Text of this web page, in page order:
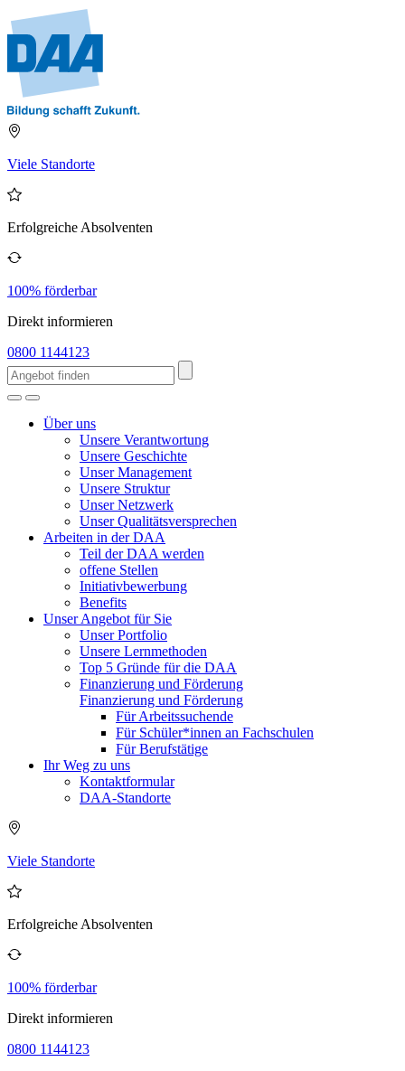
Viele Standorte
Erfolgreiche Absolventen
100% förderbar
Direkt informieren
0800 1144123
Über uns
Unsere Verantwortung
Unsere Geschichte
Unser Management
Unsere Struktur
Unser Netzwerk
Unser Qualitätsversprechen
Arbeiten in der DAA
Teil der DAA werden
offene Stellen
Initiativbewerbung
Benefits
Unser Angebot für Sie
Unser Portfolio
Unsere Lernmethoden
Top 5 Gründe für die DAA
Finanzierung und Förderung
Finanzierung und Förderung
Für Arbeitssuchende
Für Schüler*innen an Fachschulen
Für Berufstätige
Ihr Weg zu uns
Kontaktformular
DAA-Standorte
Viele Standorte
Erfolgreiche Absolventen
100% förderbar
Direkt informieren
0800 1144123